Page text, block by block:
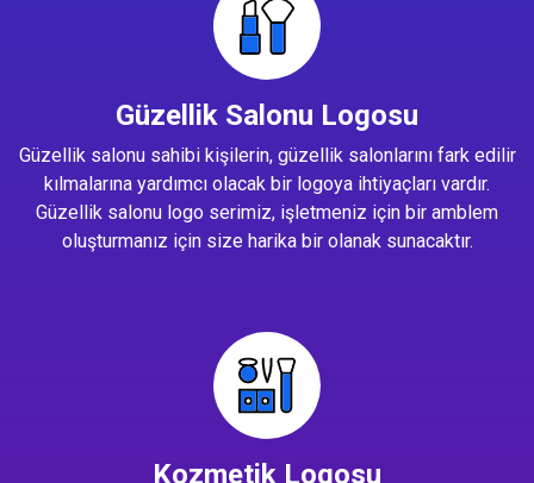
Güzellik Salonu Logosu
Güzellik salonu sahibi kişilerin, güzellik salonlarını fark edilir
kılmalarına yardımcı olacak bir logoya ihtiyaçları vardır.
Güzellik salonu logo serimiz, işletmeniz için bir amblem
oluşturmanız için size harika bir olanak sunacaktır.
Kozmetik Logosu